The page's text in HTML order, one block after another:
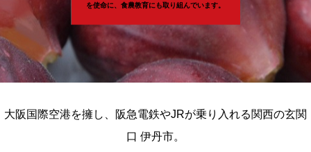
を使命に、食農教育にも取り組んでいます。
大阪国際空港を擁し、阪急電鉄やJRが乗り入れる関西の玄関
口 伊丹市。